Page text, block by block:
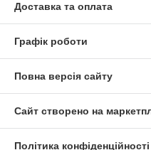
Доставка та оплата
Графік роботи
Повна версія сайту
Сайт створено на
Політика конфіденційності